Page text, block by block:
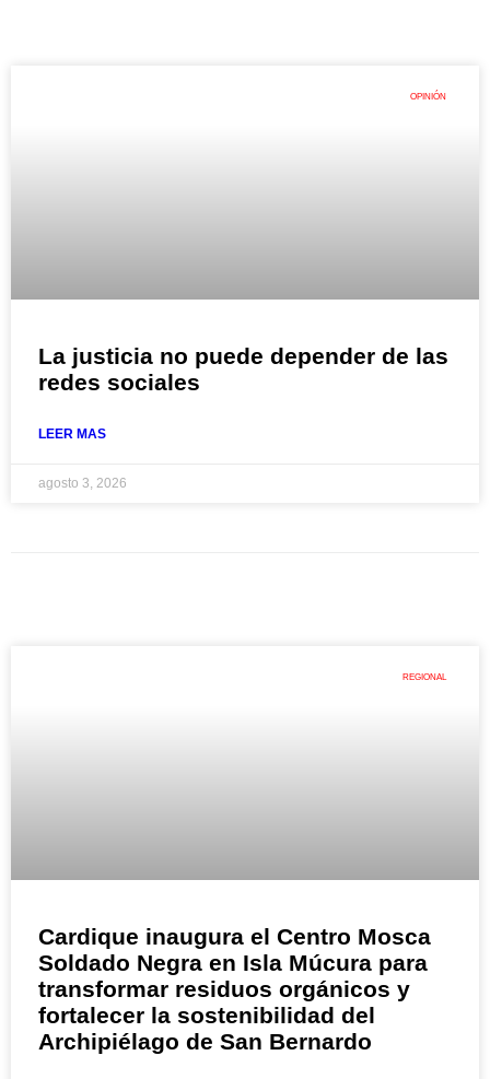
OPINIÓN
La justicia no puede depender de las
redes sociales
LEER MAS
agosto 3, 2026
REGIONAL
Cardique inaugura el Centro Mosca
Soldado Negra en Isla Múcura para
transformar residuos orgánicos y
fortalecer la sostenibilidad del
Archipiélago de San Bernardo